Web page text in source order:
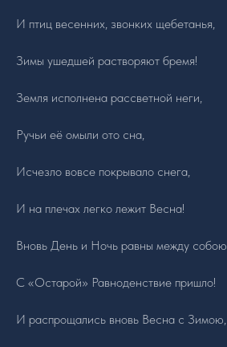
И птиц весенних, звонких щебетанья,
Зимы ушедшей растворяют бремя!
Земля исполнена рассветной неги,
Ручьи её омыли ото сна,
Исчезло вовсе покрывало снега,
И на плечах легко лежит Весна!
Вновь День и Ночь равны между собою,
С «Остарой» Равноденствие пришло!
И распрощались вновь Весна с Зимою,